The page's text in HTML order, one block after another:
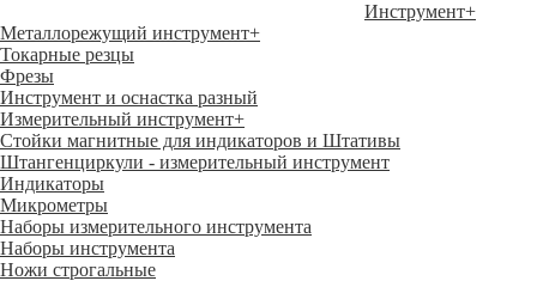
Инструмент+
Металлорежущий инструмент+
Токарные резцы
Фрезы
Инструмент и оснастка разный
Измерительный инструмент+
Стойки магнитные для индикаторов и Штативы
Штангенциркули - измерительный инструмент
Индикаторы
Микрометры
Наборы измерительного инструмента
Наборы инструмента
Ножи строгальные